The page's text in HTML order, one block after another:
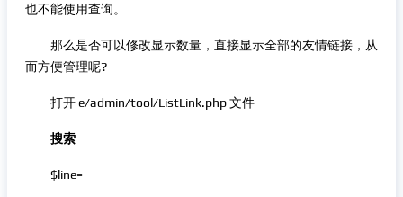
也不能使用查询。
那么是否可以修改显示数量，直接显示全部的友情链接，从
而方便管理呢?
打开 e/admin/tool/ListLink.php 文件
搜索
$line=